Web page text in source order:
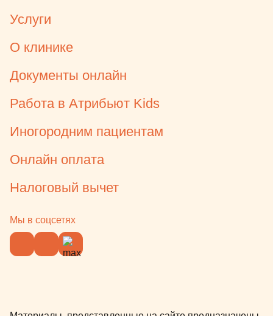
Услуги
О клинике
Документы онлайн
Работа в Атрибьют Kids
Иногородним пациентам
Онлайн оплата
Налоговый вычет
Мы в соцсетях